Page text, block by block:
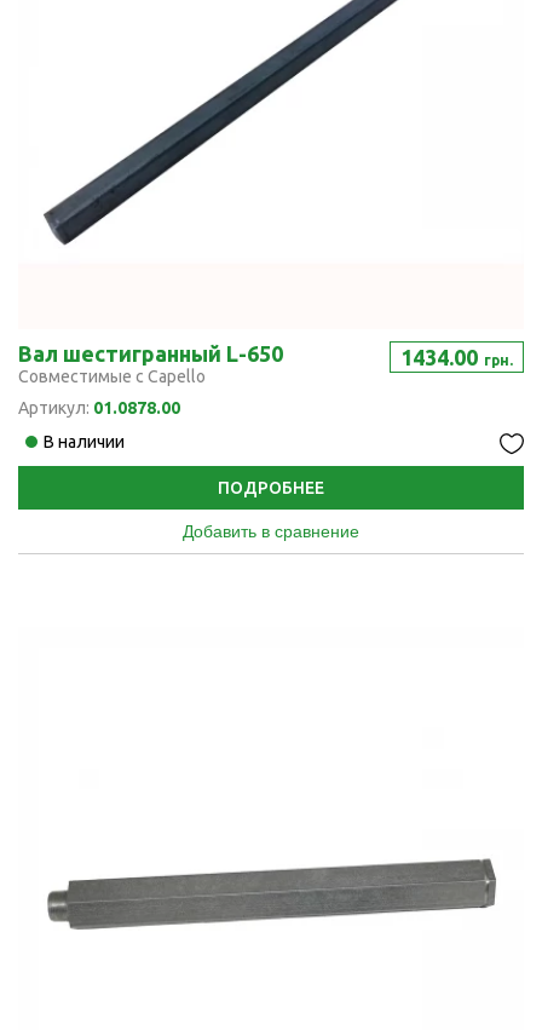
Вал шестигранный L-650
Совместимые с Capello
Артикул: 01.0878.00
1434.00 грн.
В наличии
ПОДРОБНЕЕ
Добавить в сравнение